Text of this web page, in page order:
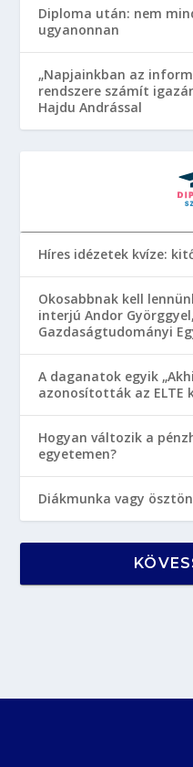
Diploma után: nem
ugyanonnan
„Napjainkban az
rendszere számít
Hajdu Andrással
Híres idézetek kvíze:
Okosabbnak kell
interjú Andor
Gazdaságtudományi
A daganatok egyik
azonosították az ELTE
Hogyan változik a
egyetemen?
Diákmunka vagy